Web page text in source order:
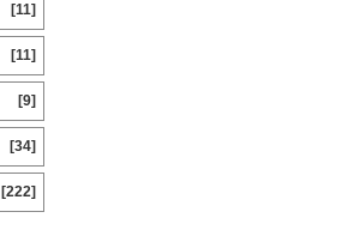
[11]
[11]
[9]
[34]
[222]